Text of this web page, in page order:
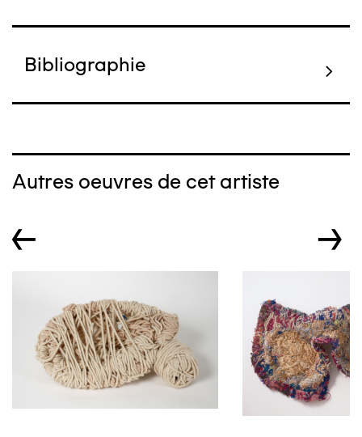
Bibliographie
Autres oeuvres de cet artiste
← →